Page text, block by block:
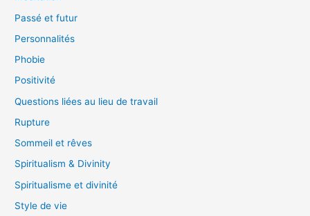
Passé et futur
Personnalités
Phobie
Positivité
Questions liées au lieu de travail
Rupture
Sommeil et rêves
Spiritualism & Divinity
Spiritualisme et divinité
Style de vie